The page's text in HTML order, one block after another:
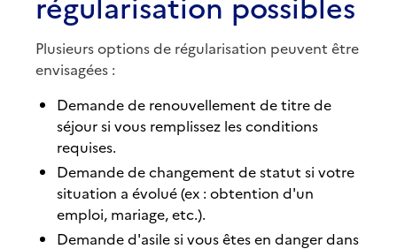
Plusieurs options de régularisation peuvent être
envisagées :
Demande de renouvellement de titre de
séjour si vous remplissez les conditions
requises.
Demande de changement de statut si votre
situation a évolué (ex : obtention d'un
emploi, mariage, etc.).
Demande d'asile si vous êtes en danger dans